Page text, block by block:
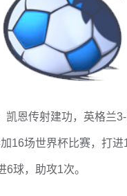
恩传射建功，英格兰3-
16场世界杯比赛，打进
球，助攻1次。